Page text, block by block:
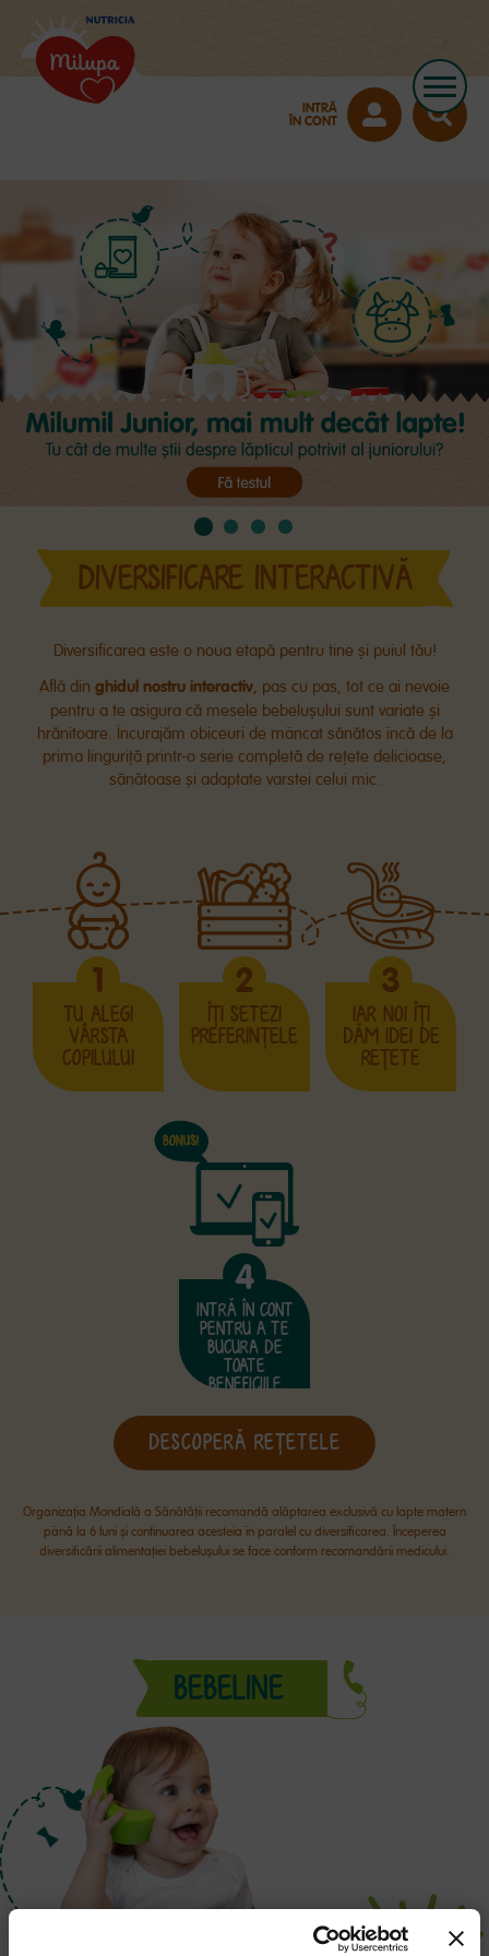
INTRĂ
ÎN CONT
DIVERSIFICARE INTERACTIVĂ
Diversificarea este o noua etapă pentru tine și puiul tău!
Află din ghidul nostru interactiv, pas cu pas, tot ce ai nevoie
pentru a te asigura că mesele bebelușului sunt variate și
hrănitoare. Încurajăm obiceuri de mâncat sănătos încă de la
prima linguriță printr-o serie completă de rețete delicioase,
sănătoase și adaptate varstei celui mic.
1
TU ALEGI
VÂRSTA
COPILULUI
2
ÎŢI SETEZI
PREFERINŢELE
3
IAR NOI ÎŢI
DĂM IDEI DE
REŢETE
4
INTRĂ ÎN CONT
PENTRU A TE
BUCURA DE
TOATE
BENEFICIILE
DESCOPERĂ REŢETELE
Organizația Mondială a Sănătății recomandă alăptarea exclusivă cu lapte matern
până la 6 luni și continuarea acesteia în paralel cu diversificarea. Începerea
diversificării alimentației bebelușului se face conform recomandării medicului.
BEBELINE